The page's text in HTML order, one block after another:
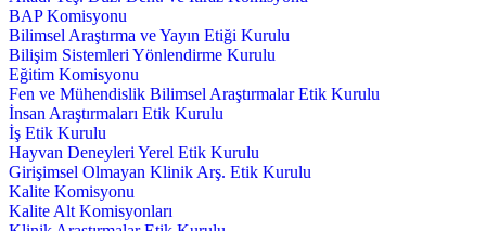
BAP Komisyonu
Bilimsel Araştırma ve Yayın Etiği Kurulu
Bilişim Sistemleri Yönlendirme Kurulu
Eğitim Komisyonu
Fen ve Mühendislik Bilimsel Araştırmalar Etik Kurulu
İnsan Araştırmaları Etik Kurulu
İş Etik Kurulu
Hayvan Deneyleri Yerel Etik Kurulu
Girişimsel Olmayan Klinik Arş. Etik Kurulu
Kalite Komisyonu
Kalite Alt Komisyonları